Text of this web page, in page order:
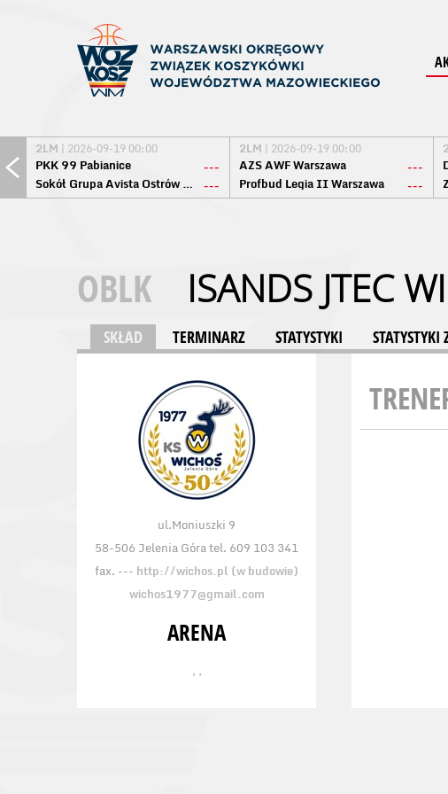
2LM | 2026-09-19 00:00
PKK 99 Pabianice
---
Sokół Grupa Avista Ostrów Maz. ---
2LM | 2026-09-19 00:00
AZS AWF Warszawa
---
Profbud Legia II Warszawa
---
OBLK ISANDS JTEC
SKŁAD TERMINARZ STATYSTYKI
ul.Moniuszki 9
58-506 Jelenia Góra tel. 609 103 341
fax. --- http://wichos.pl (w budowie)
wichos1977@gmail.com
ARENA
, ,